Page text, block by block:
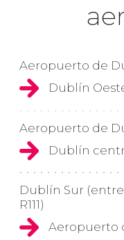
Aeropuerto de
Dublín
Aeropuerto de
Dublín
Dublín Sur
R111)
Aeropuerto